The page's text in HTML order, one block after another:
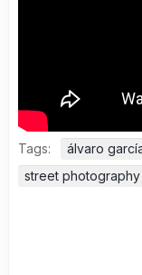
Tags: álvaro
street photography